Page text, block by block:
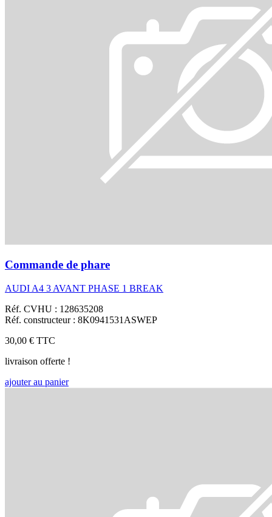
Commande de phare
AUDI A4 3 AVANT PHASE 1 BREAK
Réf. CVHU : 128635208
Réf. constructeur : 8K0941531ASWEP
30,00 € TTC
livraison offerte !
ajouter au panier